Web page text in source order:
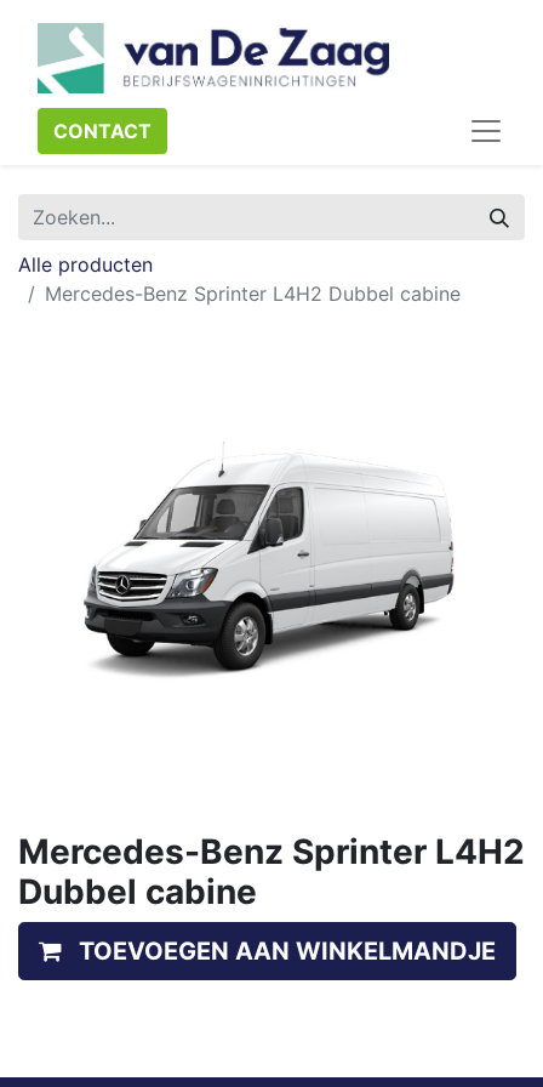
CONTACT​​​​
Alle producten
Mercedes-Benz Sprinter L4H2 Dubbel cabine
Mercedes-Benz Sprinter L4H2
Dubbel cabine
TOEVOEGEN AAN WINKELMANDJE